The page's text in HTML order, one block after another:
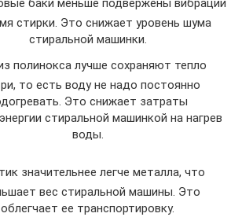
баки меньше подвержены вибрации
стирки. Это снижает уровень шума
стиральной машинки.
полинокса лучше сохраняют тепло
то есть воду не надо постоянно
Это снижает затраты
стиральной машинкой на нагрев
воды.
значительнее легче металла, что
вес стиральной машины. Это
облегчает ее транспортировку.